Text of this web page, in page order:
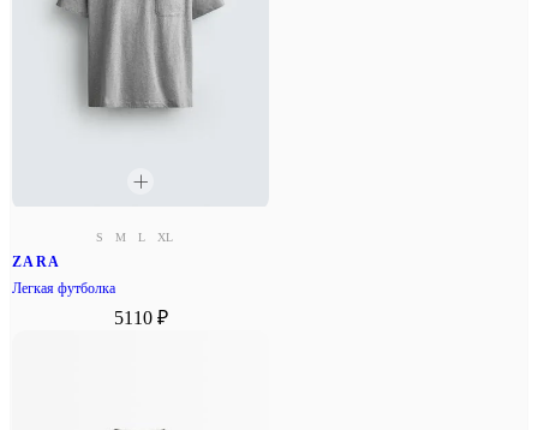
S M L XL
ZARA
Легкая футболка
5110 ₽